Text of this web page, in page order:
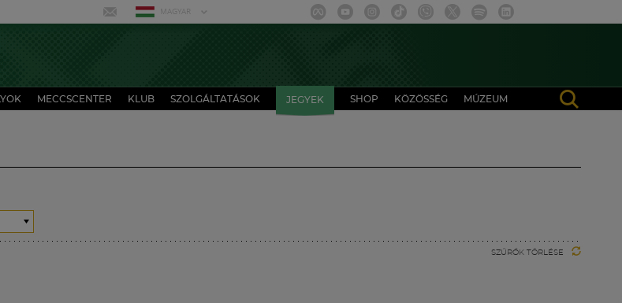
MAGYAR
MECCSCENTER KLUB SZOLGÁLTATÁSOK JEGYEK SHOP KÖZÖSSÉG MÚZEUM
SZŰRŐK TÖRLÉSE